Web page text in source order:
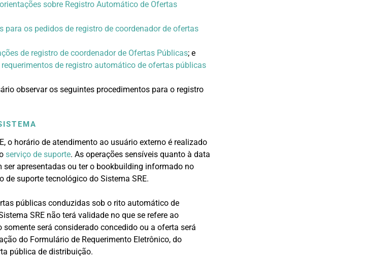
sobre Registro Automático de Ofertas
para os pedidos de registro de coordenador de ofertas
de registro de coordenador de Ofertas Públicas; e
de registro automático de ofertas públicas
observar os seguintes procedimentos para o registro
o horário de atendimento ao usuário externo é realizado
serviço de suporte. As operações sensíveis quanto à data
apresentadas ou ter o bookbuilding informado no
de suporte tecnológico do Sistema SRE.
públicas conduzidas sob o rito automático de
SRE não terá validade no que se refere ao
será considerado concedido ou a oferta será
do Formulário de Requerimento Eletrônico, do
pública de distribuição.